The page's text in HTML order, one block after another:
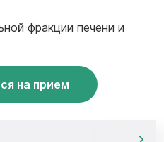
фракции печени и
на прием